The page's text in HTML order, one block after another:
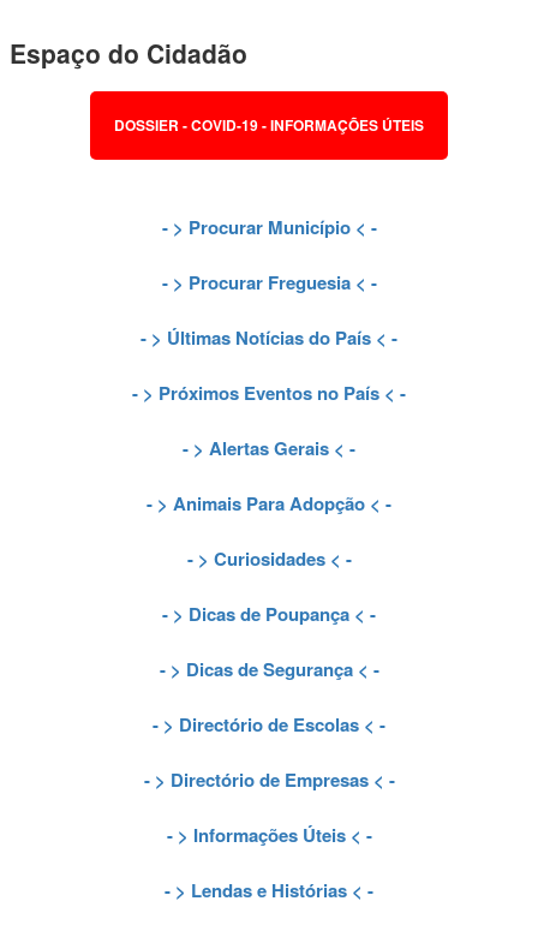
Espaço do Cidadão
DOSSIER - COVID-19 - INFORMAÇÕES ÚTEIS
- > Procurar Município< -
- > Procurar Freguesia< -
- > Últimas Notícias do País < -
- > Próximos Eventos no País < -
- > Alertas Gerais < -
- > Animais Para Adopção < -
- > Curiosidades< -
- > Dicas de Poupança < -
- > Dicas de Segurança< -
- > Directório de Escolas < -
- > Directório de Empresas< -
- > Informações Úteis< -
- > Lendas e Histórias < -